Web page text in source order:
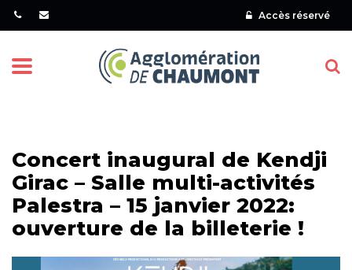
Accès réservé
Menu
Concert inaugural de Kendji
Girac – Salle multi-activités
Palestra – 15 janvier 2022:
ouverture de la billeterie !